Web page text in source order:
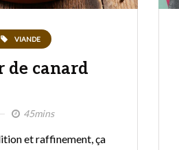
VIANDE
de canard
45mins
et raffinement, ça